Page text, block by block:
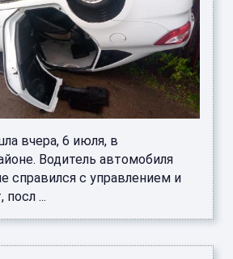
вчера, 6 июля, в
Водитель автомобиля
справился с управлением и
...